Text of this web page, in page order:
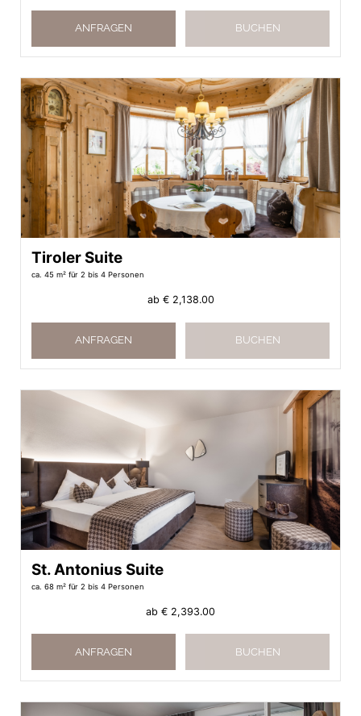
ANFRAGEN BUCHEN
Tiroler Suite
ca. 45 m² für 2 bis 4 Personen
ab € 2,138.00
ANFRAGEN BUCHEN
St. Antonius Suite
ca. 68 m² für 2 bis 4 Personen
ab € 2,393.00
ANFRAGEN BUCHEN